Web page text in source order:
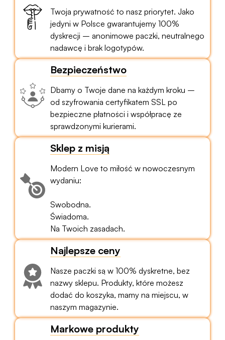
Twoja prywatność to nasz priorytet. Jako
jedyni w Polsce gwarantujemy 100%
dyskrecji – anonimowe paczki, neutralnego
nadawcę i brak logotypów.
Bezpieczeństwo
Dbamy o Twoje dane na każdym kroku –
od szyfrowania certyfikatem SSL po
bezpieczne płatności i współpracę ze
sprawdzonymi kurierami.
Sklep z misją
Modern Love to miłość w nowoczesnym
wydaniu:
Swobodna.
Świadoma.
Na Twoich zasadach.
Najlepsze ceny
Nasze paczki są w 100% dyskretne, bez
nazwy sklepu. Produkty, które możesz
dodać do koszyka, mamy na miejscu, w
naszym magazynie.
Markowe produkty